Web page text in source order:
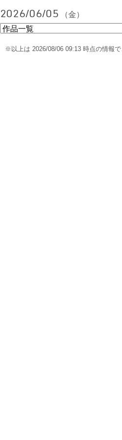
2026/06/05 （金）
※以上は 2026/08/06 09:13 時点の情報で